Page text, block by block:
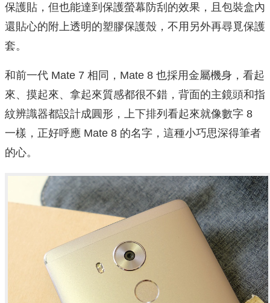
保護貼，但也能達到保護螢幕防刮的效果，且包裝盒內
還貼心的附上透明的塑膠保護殼，不用另外再尋覓保護
套。
和前一代 Mate 7 相同，Mate 8 也採用金屬機身，看起
來、摸起來、拿起來質感都很不錯，背面的主鏡頭和指
紋辨識器都設計成圓形，上下排列看起來就像數字 8
一樣，正好呼應 Mate 8 的名字，這種小巧思深得筆者
的心。